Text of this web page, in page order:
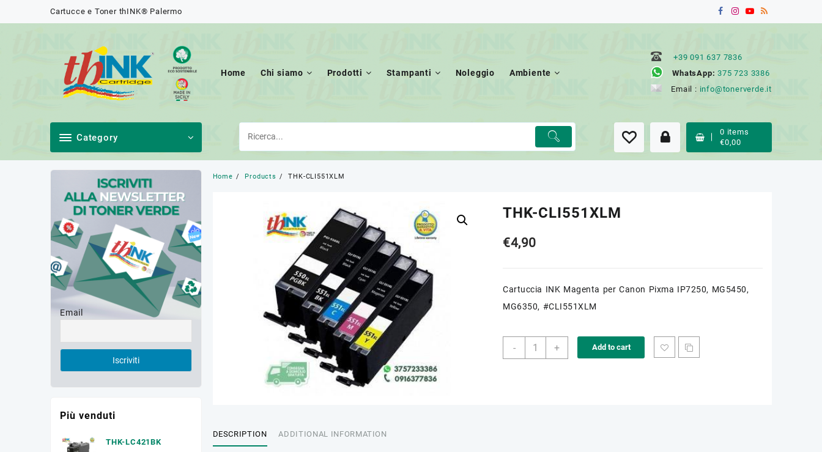
Cartucce e Toner thINK® Palermo
Home Chi siamo Prodotti Stampanti Noleggio Ambiente
+39 091 637 7836
WhatsApp: 375 723 3386
Email : info@tonerverde.it
Category 0 items
€0,00
Home Products THK-CLI551XLM
THK-CLI551XLM
€4,90
Cartuccia INK Magenta per Canon Pixma IP7250, MG5450,
MG6350, #CLI551XLM
-
THK-
+ Add to cart
DESCRIPTION ADDITIONAL INFORMATION
Email
Più venduti
THK-LC421BK